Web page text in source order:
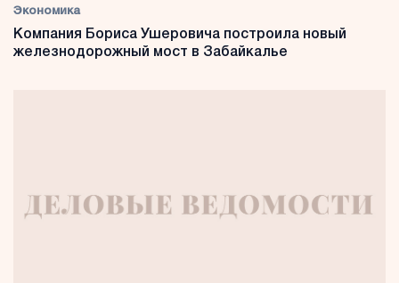
Экономика
Компания Бориса Ушеровича построила новый
железнодорожный мост в Забайкалье